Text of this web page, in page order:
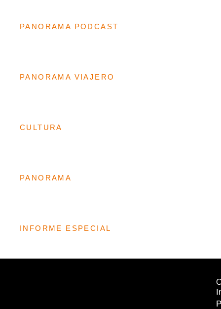
PANORAMA PODCAST
PANORAMA VIAJERO
CULTURA
PANORAMA
INFORME ESPECIAL